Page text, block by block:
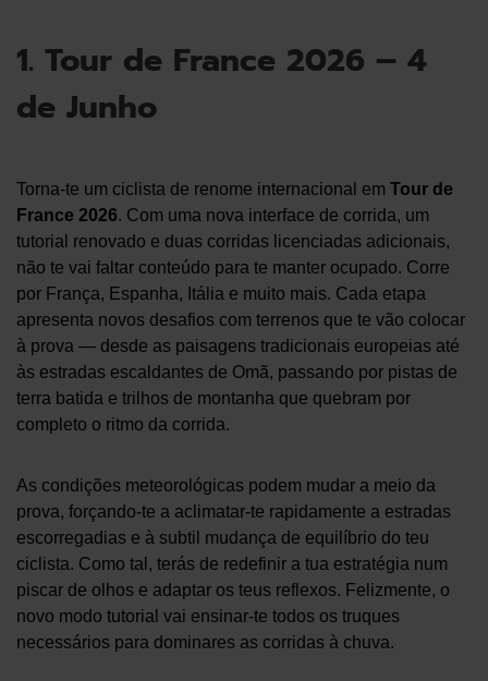
1. Tour de France 2026 – 4
de Junho
Torna-te um ciclista de renome internacional em Tour de
France 2026. Com uma nova interface de corrida, um
tutorial renovado e duas corridas licenciadas adicionais,
não te vai faltar conteúdo para te manter ocupado. Corre
por França, Espanha, Itália e muito mais. Cada etapa
apresenta novos desafios com terrenos que te vão colocar
à prova — desde as paisagens tradicionais europeias até
às estradas escaldantes de Omã, passando por pistas de
terra batida e trilhos de montanha que quebram por
completo o ritmo da corrida.
As condições meteorológicas podem mudar a meio da
prova, forçando-te a aclimatar-te rapidamente a estradas
escorregadias e à subtil mudança de equilíbrio do teu
ciclista. Como tal, terás de redefinir a tua estratégia num
piscar de olhos e adaptar os teus reflexos. Felizmente, o
novo modo tutorial vai ensinar-te todos os truques
necessários para dominares as corridas à chuva.